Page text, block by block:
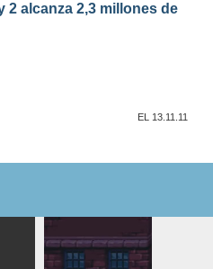
2 alcanza 2,3 millones de
EL 13.11.11